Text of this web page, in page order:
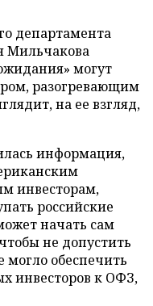
департамента
Мильчакова
могут
разогревающим
на ее взгляд,
информация,
инвесторам,
российские
начать сам
не допустить
обеспечить
инвесторов к ОФЗ,